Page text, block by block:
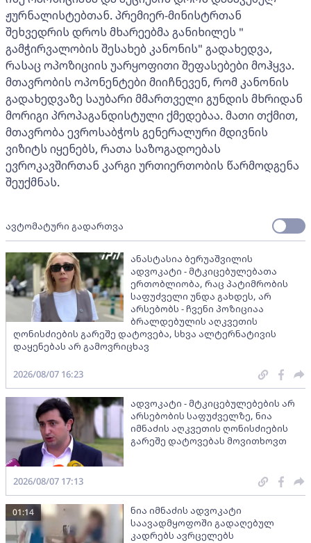
ჟურნალისტებთან. პრემიერ-მინისტრთან
შეხვედრის დროს მხარეებმა განიხილეს "
გამჭირვალობის შესახებ კანონის" გადახედვა,
რასაც ოპოზიციის უარყოფითი შეფასებები მოჰყვა.
მთავრობის ოპონენტები მიიჩნევენ, რომ კანონის
გადახედვაზე საუბარი მმართველი გუნდის მხრიდან
მორიგი პროპაგანდისტული ქმედებაა. მათი თქმით,
მთავრობა ევროსაბჭოს გენერალური მდივნის
ვიზიტს იყენებს, რათა საზოგადოებას
ევროკავშირთან კარგი ურთიერთობის წარმოდგენა
შეუქმნას.
ავტომატური გადართვა
ანასტასია ბერუაშვილის
ადვოკატი - მტკიცებულებათა
ერთობლიობა, რაც პატიმრობის
საფუძველი უნდა გახდეს, არ
არსებობს - ჩვენი პოზიციაა
ბრალდებულის აღკვეთის
ღონისძიების გარეშე დატოვება, სხვა ალტერნატივის
დაყენებას არ გამოვრიცხავ
2026/08/07 16:23
ადვოკატი - მტკიცებულებების არ
არსებობის საფუძველზე, ნია
იმნაძის აღკვეთის ღონისძიების
გარეშე დატოვებას მოვითხოვთ
2026/08/07 17:13
ნია იმნაძის ადვოკატი
საავადმყოფოში გადაღებულ
კადრებს ავრცელებს
01:14